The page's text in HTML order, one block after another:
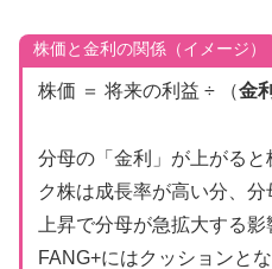
株価と金利の関係（イメージ）
株価 ＝ 将来の利益 ÷ （金利
分母の「金利」が上がる
ク株は成長率が高い分、
上昇で分母が急拡大する
FANG+にはクッションと